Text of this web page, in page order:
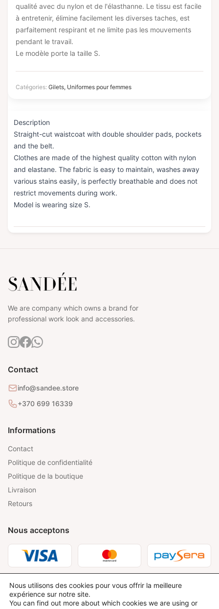
qualité avec du nylon et de l'élasthanne. Le tissu est facile
à entretenir, élimine facilement les diverses taches, est
parfaitement respirant et ne limite pas les mouvements
pendant le travail.
Le modèle porte la taille S.
Catégories: Gilets, Uniformes pour femmes
Description
Straight-cut waistcoat with double shoulder pads, pockets
and the belt.
Clothes are made of the highest quality cotton with nylon
and elastane. The fabric is easy to maintain, washes away
various stains easily, is perfectly breathable and does not
restrict movements during work.
Model is wearing size S.
We are company which owns a brand for
professional work look and accessories.
Contact
info@sandee.store
+370 699 16339
Informations
Contact
Politique de confidentialité
Politique de la boutique
Livraison
Retours
Nous acceptons
Nous utilisons des cookies pour vous offrir la meilleure
expérience sur notre site.
You can find out more about which cookies we are using or